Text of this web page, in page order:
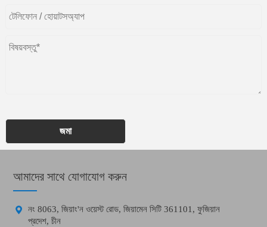
জমা
আমাদের সাথে যোগাযোগ করুন

নং 8063, জিয়াং'ন ওয়েস্ট রোড, জিয়ামেন সিটি 361101, ফুজিয়ান
প্রদেশ, চীন